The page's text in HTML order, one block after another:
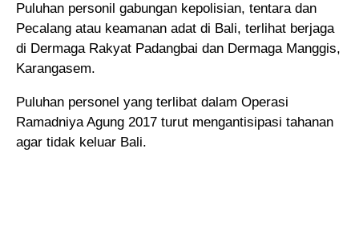
Puluhan personil gabungan kepolisian, tentara dan
Pecalang atau keamanan adat di Bali, terlihat berjaga
di Dermaga Rakyat Padangbai dan Dermaga Manggis,
Karangasem.
Puluhan personel yang terlibat dalam Operasi
Ramadniya Agung 2017 turut mengantisipasi tahanan
agar tidak keluar Bali.